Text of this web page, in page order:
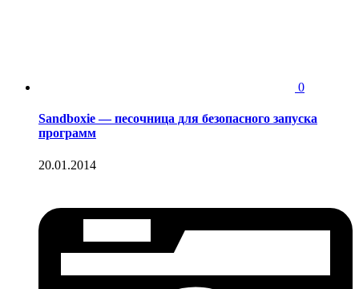
0
Sandboxie — песочница для безопасного запуска
программ
20.01.2014